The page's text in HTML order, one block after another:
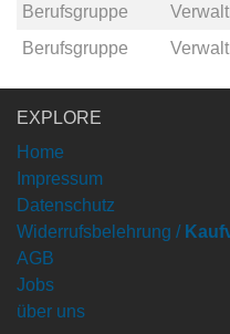
Berufsgruppe
Berufsgruppe
EXPLORE
Home
Impressum
Datenschutz
Widerrufsbelehrung /
AGB
Jobs
über uns